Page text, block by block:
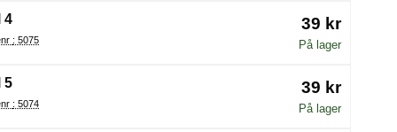
4
Varenr : 5075
39 kr
På lager
5
Varenr : 5074
39 kr
På lager